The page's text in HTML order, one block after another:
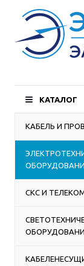
КАТАЛОГ
КАБЕЛЬ И
СКС И